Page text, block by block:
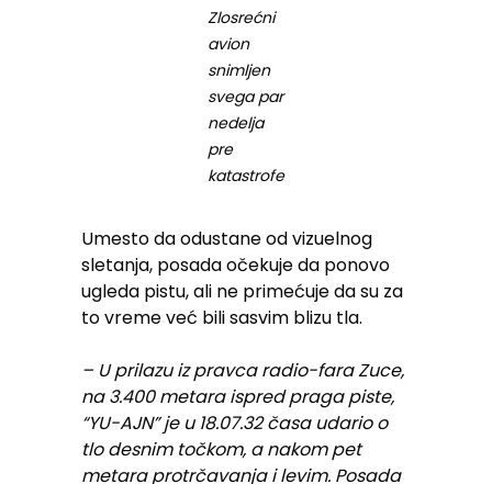
Zlosrećni
avion
snimljen
svega par
nedelja
pre
katastrofe
Umesto da odustane od vizuelnog
sletanja, posada očekuje da ponovo
ugleda pistu, ali ne primećuje da su za
to vreme već bili sasvim blizu tla.
– U prilazu iz pravca radio-fara Zuce,
na 3.400 metara ispred praga piste,
“YU-AJN” je u 18.07.32 časa udario o
tlo desnim točkom, a nakom pet
metara protrčavanja i levim. Posada